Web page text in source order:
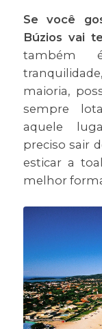
Se você
Búzios vai
também
maioria,
sempre
aquele
preciso sair
esticar a
melhor